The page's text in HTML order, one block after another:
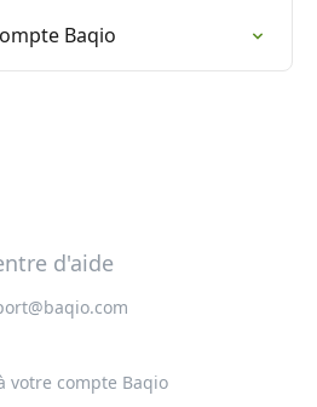
Baqio
d'aide
votre compte Baqio